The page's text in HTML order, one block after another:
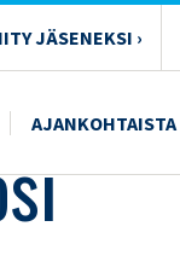
JÄSENEKSI ›
AJANKOHTAISTA